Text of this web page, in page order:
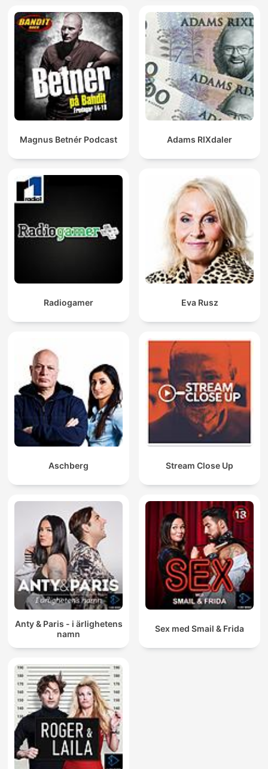
Magnus Betnér Podcast Adams RIXdaler
Radiogamer Eva Rusz
Aschberg Stream Close Up
Anty & Paris - i ärlighetens
namn
Sex med Smail & Frida